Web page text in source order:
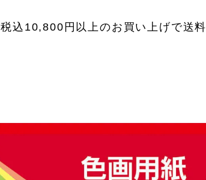
税込10,800円以上のお買い上げで送